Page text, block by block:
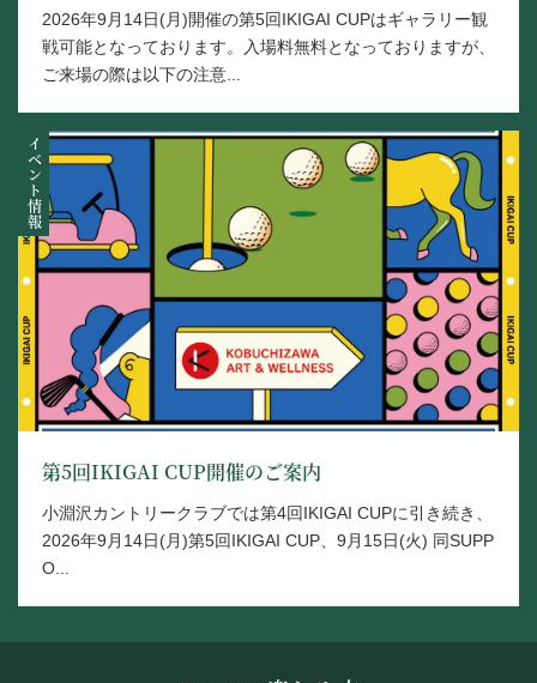
2026年9月14日(月)開催の第5回IKIGAI CUPはギャラリー観
戦可能となっております。入場料無料となっておりますが、
ご来場の際は以下の注意...
第5回IKIGAI CUP開催のご案内
小淵沢カントリークラブでは第4回IKIGAI CUPに引き続き、
2026年9月14日(月)第5回IKIGAI CUP、9月15日(火) 同SUPP
O...
イベント情報